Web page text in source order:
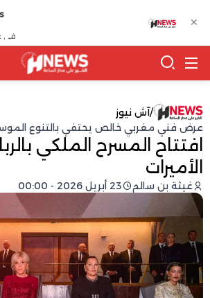
/آش نيوز
عرض فني مغربي خالص يحتفي بالتنوع
افتتاح المسرح الملكي
الأميرات
غيثة بن سالم 23 أبريل 2026 - 00:00
✕
في